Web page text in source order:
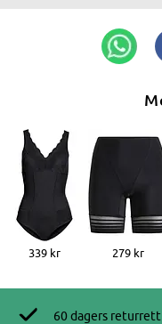
339 kr 279 kr
60 dagers returrett